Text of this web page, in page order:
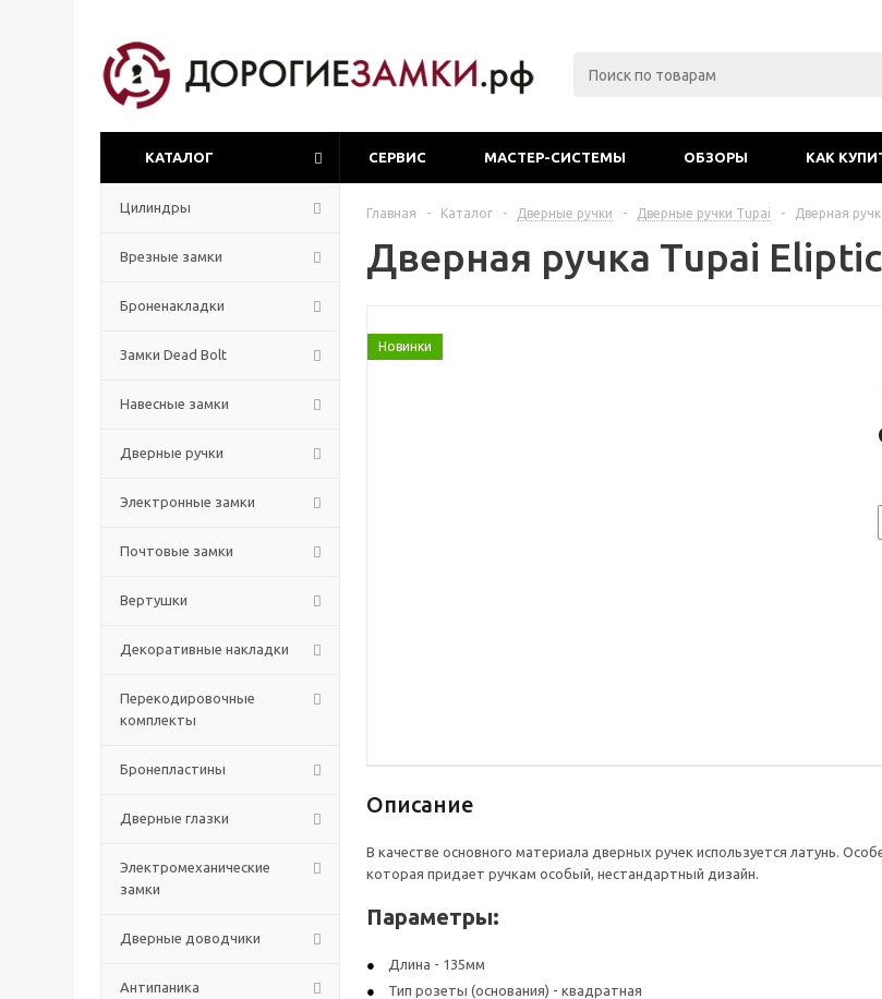
КАТАЛОГ СЕРВИС МАСТЕР-СИСТЕМЫ ОБЗОРЫ КАК
Цилиндры
Врезные замки
Броненакладки
Замки Dead Bolt
Навесные замки
Дверные ручки
Электронные замки
Почтовые замки
Вертушки
Декоративные накладки
Перекодировочные
комплекты
Бронепластины
Дверные глазки
Электромеханические
замки
Дверные доводчики
Антипаника
Главная - Каталог - Дверные ручки - Дверные ручки Tupai - Дверная
Дверная ручка Tupai
Новинки
Описание
В качестве основного материала дверных ручек используется латунь.
которая придает ручкам особый, нестандартный дизайн.
Параметры:
Длина - 135мм
Тип розеты (основания) - квадратная